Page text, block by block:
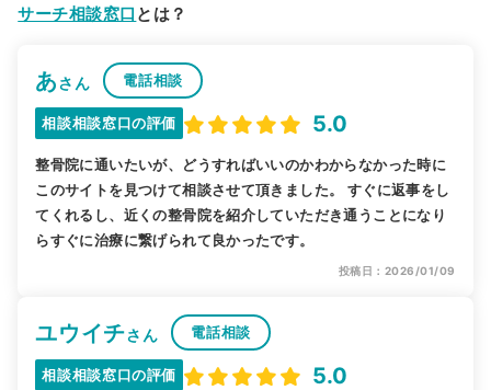
サーチ相談窓口 とは？
あさん 電話相談
相談相談窓口の評価 5.0
整骨院に通いたいが、どうすればいいのかわからなかった時に
このサイトを見つけて相談させて頂きました。 すぐに返事をし
てくれるし、近くの整骨院を紹介していただき通うことになり
らすぐに治療に繋げられて良かったです。
投稿日：2026/01/09
ユウイチさん 電話相談
相談相談窓口の評価 5.0